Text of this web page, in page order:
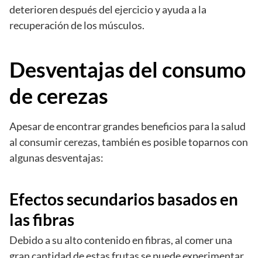
deterioren después del ejercicio y ayuda a la
recuperación de los músculos.
Desventajas del consumo
de cerezas
Apesar de encontrar grandes beneficios para la salud
al consumir cerezas, también es posible toparnos con
algunas desventajas:
Efectos secundarios basados en
las fibras
Debido a su alto contenido en fibras, al comer una